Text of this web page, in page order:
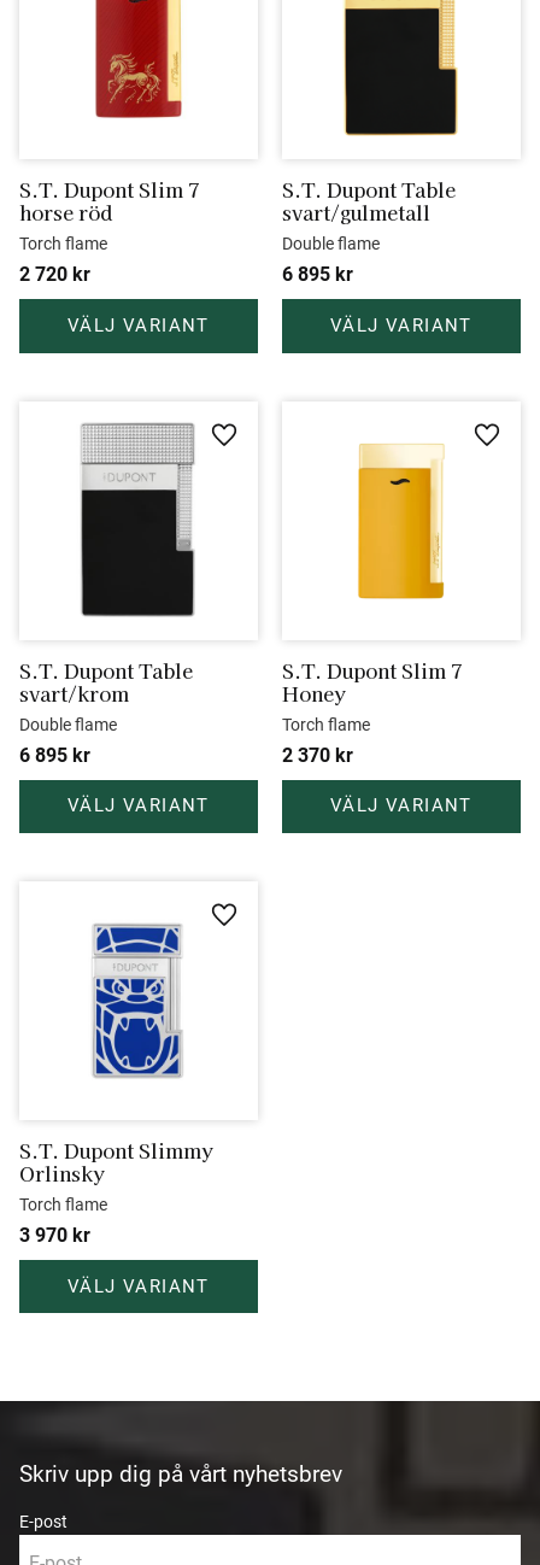
S.T. Dupont Slim 7
horse röd
Torch flame
2 720 kr
S.T. Dupont Table
svart/gulmetall
Double flame
6 895 kr
S.T. Dupont Table
svart/krom
Double flame
6 895 kr
Lägg till i favoriter
S.T. Dupont Slim 7
Honey
Torch flame
2 370 kr
Lägg
S.T. Dupont Slimmy
Orlinsky
Torch flame
3 970 kr
Lägg till i favoriter
Skriv upp dig på vårt nyhetsbrev
E-post